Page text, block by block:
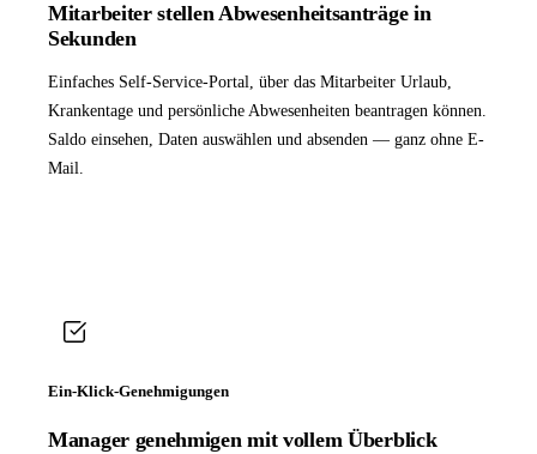
Mitarbeiter stellen Abwesenheitsanträge in
Sekunden
Einfaches Self-Service-Portal, über das Mitarbeiter Urlaub,
Krankentage und persönliche Abwesenheiten beantragen können.
Saldo einsehen, Daten auswählen und absenden — ganz ohne E-
Mail.
Ein-Klick-Genehmigungen
Manager genehmigen mit vollem Überblick